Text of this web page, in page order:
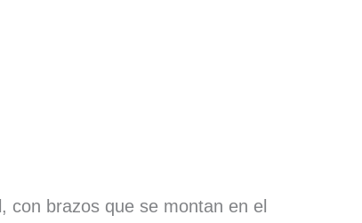
con brazos que se montan en el